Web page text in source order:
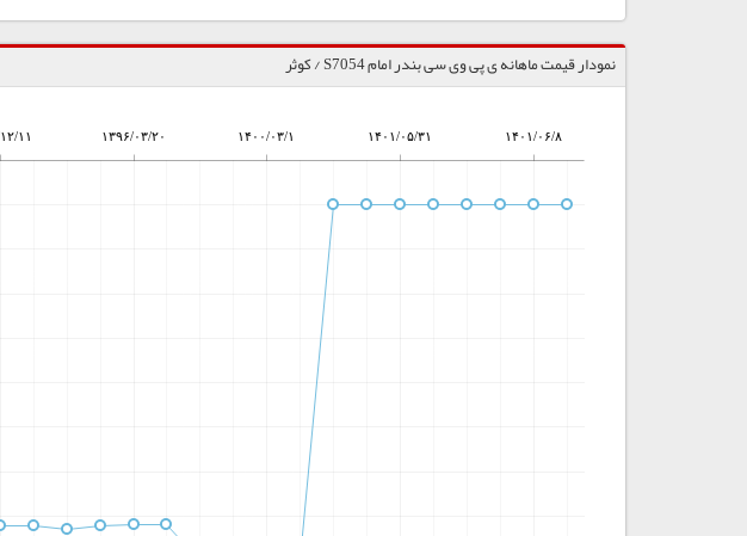
نمودار قیمت ماهانه ی پی وی سی بندر امام S7054 / کوثر
۱۳۹۶/۰۳/۲۰ ۱۴۰۰/۰۳/۱ ۱۴۰۱/۰۵/۳۱ ۱۴۰۱/۰۶/۸